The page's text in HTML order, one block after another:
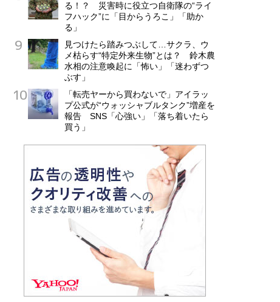
る！？ 災害時に役立つ自衛隊の“ライ
フハック”に「目からうろこ」「助か
る」
見つけたら踏みつぶして…サクラ、ウ
メ枯らす“特定外来生物”とは？ 鈴木農
水相の注意喚起に「怖い」「迷わずつ
ぶす」
「転売ヤーから買わないで」アイラッ
プ公式が“ウォッシャブルタンク”増産を
報告 SNS「心強い」「落ち着いたら
買う」